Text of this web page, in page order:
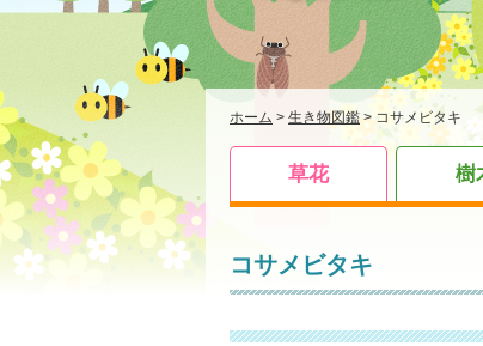
ホーム > 生き物図鑑>コサメビタキ
草花 樹
コサメビタキ